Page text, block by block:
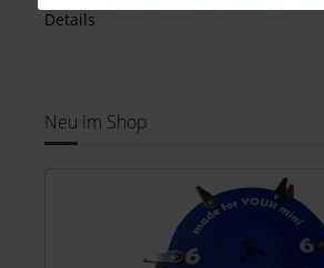
Details
Neu im Shop